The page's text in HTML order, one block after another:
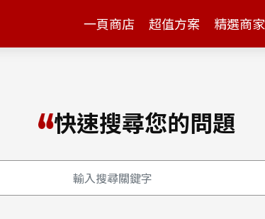
一頁商店 超值方案 精選商家
快速搜尋您的問題